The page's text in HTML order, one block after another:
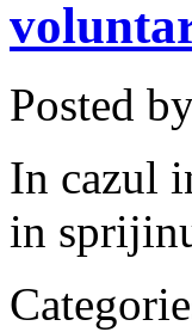
Posted
In cazul
in